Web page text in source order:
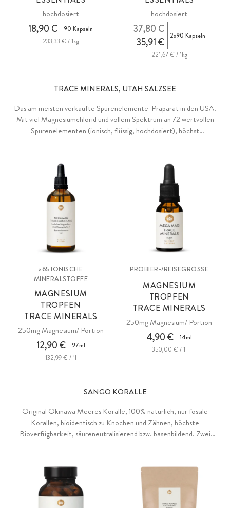
hochdosiert
18,90 €
90 Kapseln
233,33 € / 1kg
hochdosiert
35,91 €
37,80 € 2x90 Kapseln
221,67 € / 1kg
TRACE MINERALS, UTAH SALZSEE
Das am meisten verkaufte Spurenelemente-Präparat in den USA.
Mit viel Magnesiumchlorid und vollem Spektrum an 72 wertvollen
Spurenelementen (ionisch, flüssig, hochdosiert), höchst
>65 IONISCHE
MINERALSTOFFE
MAGNESIUM
TROPFEN
TRACE MINERALS
250mg Magnesium/ Portion
12,90 €
97ml
132,99 € / 1l
PROBIER-/REISEGRÖSSE
MAGNESIUM
TROPFEN
TRACE MINERALS
250mg Magnesium/ Portion
4,90 €
14ml
350,00 € / 1l
SANGO KORALLE
Original Okinawa Meeres Koralle, 100% natürlich, nur fossile
Korallen, bioidentisch zu Knochen und Zähnen, höchste
Bioverfügbarkeit, säureneutralisierend bzw. basenbildend. Zwei
Spurenelementen.